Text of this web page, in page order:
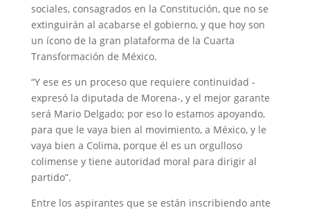
sociales, consagrados en la Constitución, que no se
extinguirán al acabarse el gobierno, y que hoy son
un ícono de la gran plataforma de la Cuarta
Transformación de México.
“Y ese es un proceso que requiere continuidad -
expresó la diputada de Morena-, y el mejor garante
será Mario Delgado; por eso lo estamos apoyando,
para que le vaya bien al movimiento, a México, y le
vaya bien a Colima, porque él es un orgulloso
colimense y tiene autoridad moral para dirigir al
partido”.
Entre los aspirantes que se están inscribiendo ante